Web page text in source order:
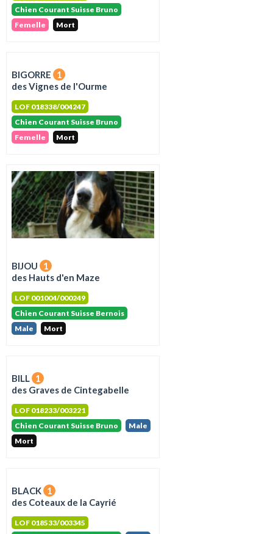
Chien Courant Suisse Bruno
Femelle
Mort
BIGORRE
1
des Vignes de l'Ourme
LOF 018338/004247
Chien Courant Suisse Bruno
Femelle
Mort
BIJOU
1
des Hauts d'en Maze
LOF 001004/000249
Chien Courant Suisse Bernois
Male
Mort
BILL 1
des Graves de Cintegabelle
LOF 018233/003221
Chien Courant Suisse Bruno
Male
Mort
BLACK 1
des Coteaux de la Cayrié
LOF 018533/003345